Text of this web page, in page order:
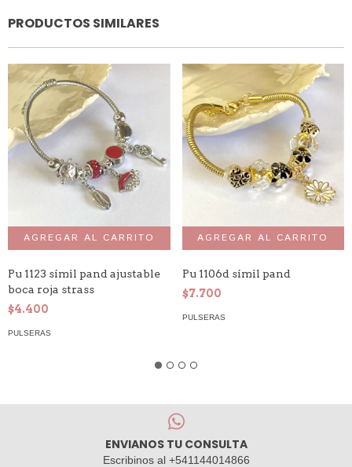
PRODUCTOS SIMILARES
Pu 1123 símil pand ajustable
boca roja strass
$4.400
PULSERAS
Pu 1106d símil pand
$7.700
PULSERAS
ENVIANOS TU CONSULTA
Escribinos al +541144014866